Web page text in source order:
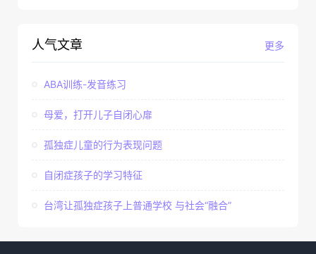
更多
人气文章
ABA训练-发音练习
母爱，打开儿子自闭心扉
孤独症儿童的行为表现问题
自闭症孩子的学习特征
台湾让孤独症孩子上普通学校 与社会“融合”